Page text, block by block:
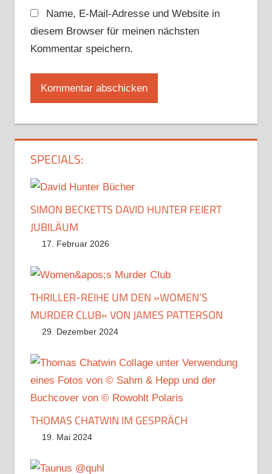
Name, E-Mail-Adresse und Website in
diesem Browser für meinen nächsten
Kommentar speichern.
SPECIALS:
SIMON BECKETTS DAVID HUNTER FEIERT
JUBILÄUM
17. Februar 2026
THRILLER-REIHE UM DEN »WOMEN’S
MURDER CLUB« VON JAMES PATTERSON
29. Dezember 2024
THOMAS CHATWIN IM GESPRÄCH
19. Mai 2024